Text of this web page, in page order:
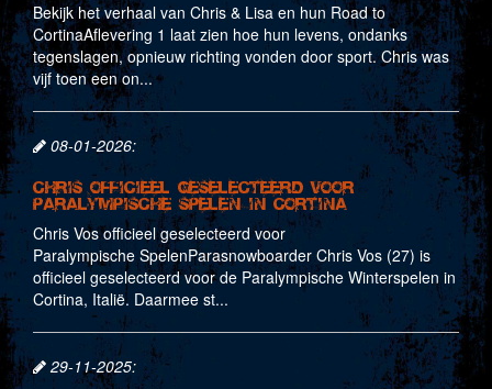
Bekijk het verhaal van Chris & Lisa en hun Road to
CortinaAflevering 1 laat zien hoe hun levens, ondanks
tegenslagen, opnieuw richting vonden door sport. Chris was
vijf toen een on...
08-01-2026:
Chris officieel geselecteerd voor
Paralympische Spelen in Cortina
Chris Vos officieel geselecteerd voor
Paralympische SpelenParasnowboarder Chris Vos (27) is
officieel geselecteerd voor de Paralympische Winterspelen in
Cortina, Italië. Daarmee st...
29-11-2025: